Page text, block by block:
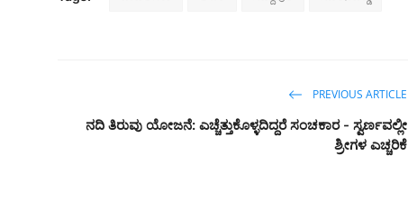
PREVIOUS ARTICLE
ನದಿ ತಿರುವು ಯೋಜನೆ: ಎಚ್ಚೆತ್ತುಕೊಳ್ಳದಿದ್ದರೆ ಸಂಚಕಾರ - ಸ್ವರ್ಣವಲ್ಲೀ
ಶ್ರೀಗಳ ಎಚ್ಚರಿಕೆ